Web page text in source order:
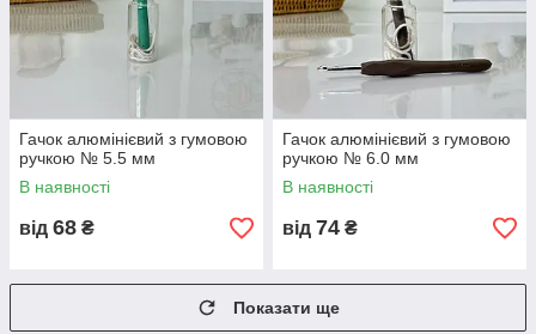
Гачок алюмінієвий з гумовою
ручкою № 5.5 мм
В наявності
від 68 ₴
Гачок алюмінієвий з гумовою
ручкою № 6.0 мм
В наявності
від 74 ₴
Показати ще